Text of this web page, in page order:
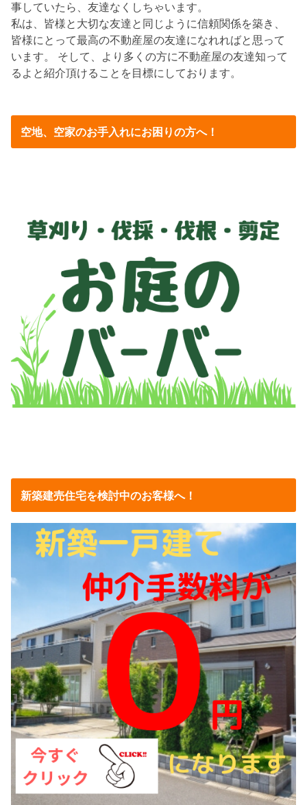
事していたら、友達なくしちゃいます。
私は、皆様と大切な友達と同じように信頼関係を築き、
皆様にとって最高の不動産屋の友達になれればと思って
います。 そして、より多くの方に不動産屋の友達知って
るよと紹介頂けることを目標にしております。
空地、空家のお手入れにお困りの方へ！
新築建売住宅を検討中のお客様へ！